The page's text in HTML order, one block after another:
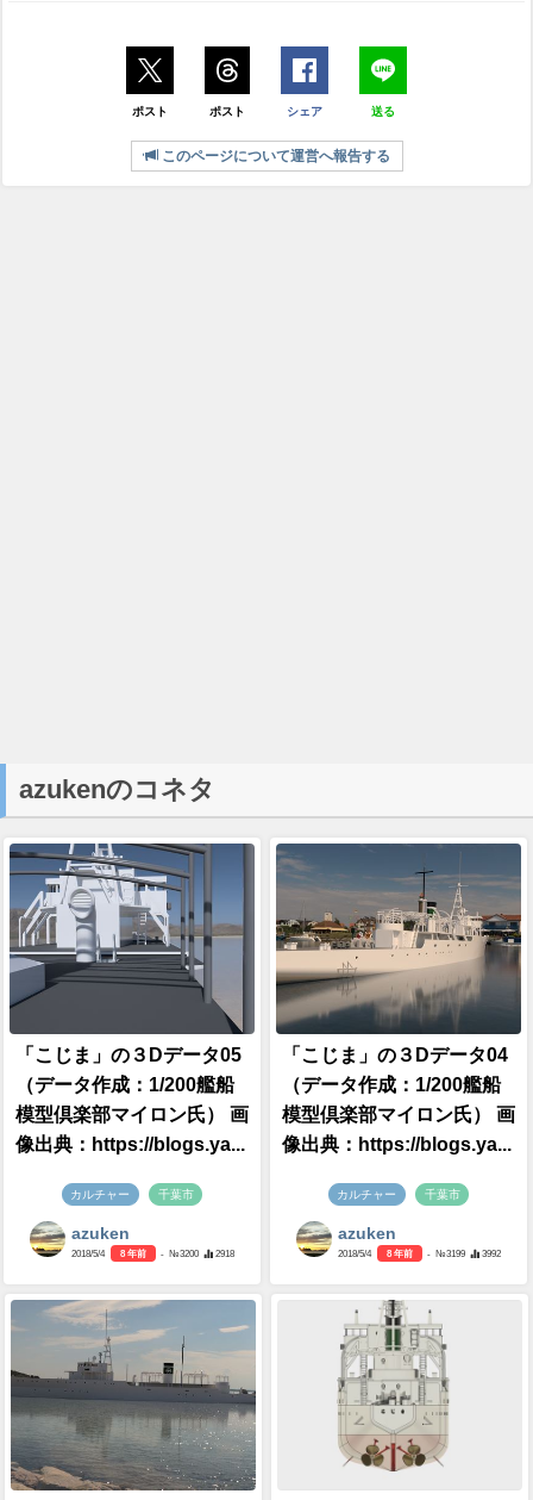
ポスト ポスト シェア 送る
このページについて運営へ報告する
azukenのコネタ
「こじま」の３Dデータ05
（データ作成：1/200艦船
模型倶楽部マイロン氏） 画
像出典：https://blogs.ya...
カルチャー 千葉市
azuken
2018/5/4 8 年前 - №3200 2918
「こじま」の３Dデータ04
（データ作成：1/200艦船
模型倶楽部マイロン氏） 画
像出典：https://blogs.ya...
カルチャー 千葉市
azuken
2018/5/4 8 年前 - №3199 3992